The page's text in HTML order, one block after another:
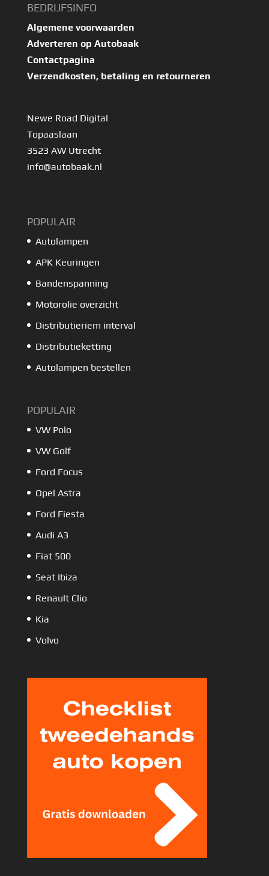
BEDRIJFSINFO
Algemene voorwaarden
Adverteren op Autobaak
Contactpagina
Verzendkosten, betaling en retourneren
Newe Road Digital
Topaaslaan
3523 AW Utrecht
info@autobaak.nl
POPULAIR
Autolampen
APK Keuringen
Bandenspanning
Motorolie overzicht
Distributieriem interval
Distributieketting
Autolampen bestellen
POPULAIR
VW Polo
VW Golf
Ford Focus
Opel Astra
Ford Fiesta
Audi A3
Fiat 500
Seat Ibiza
Renault Clio
Kia
Volvo